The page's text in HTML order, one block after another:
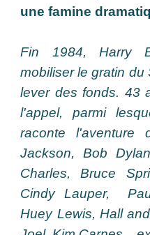
une famine
Fin 1984, Harry
mobiliser le gratin
lever des fonds. 43
l'appel, parmi
raconte l'aventure
Jackson,Bob
Charles, Bruce
Cindy Lauper,
Huey Lewis, Hall